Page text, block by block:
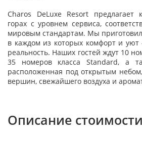
Charos DeLuxe Resort
горах с уровнем сервиса,
мировым стандартам. Мы
в каждом из которых комфорт и
реальность. Наших гостей ждут 10
35 номеров класса Standard, а
расположенная под открытым
вершин, свежайшего воздуха и
Описание стоимости